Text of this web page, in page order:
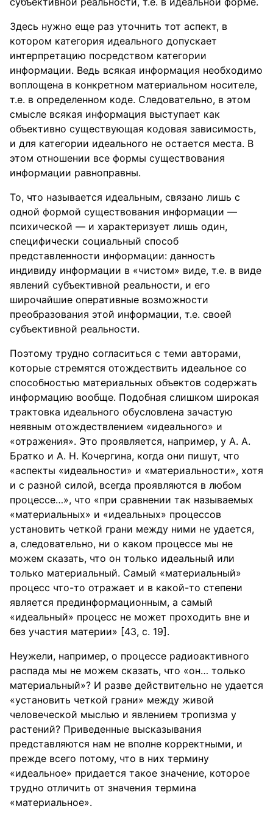
Здесь нужно еще раз уточнить тот аспект, в
котором категория идеального допускает
интерпретацию посредством категории
информации. Ведь всякая информация необходимо
воплощена в конкретном материальном носителе,
т.е. в определенном коде. Следовательно, в этом
смысле всякая информация выступает как
объективно существующая кодовая зависимость,
и для категории идеального не остается места. В
этом отношении все формы существования
информации равноправны.
То, что называется идеальным, связано лишь с
одной формой существования информации —
психической — и характеризует лишь один,
специфически социальный способ
представленности информации: данность
индивиду информации в «чистом» виде, т.е. в виде
явлений субъективной реальности, и его
широчайшие оперативные возможности
преобразования этой информации, т.е. своей
субъективной реальности.
Поэтому трудно согласиться с теми авторами,
которые стремятся отождествить идеальное со
способностью материальных объектов содержать
информацию вообще. Подобная слишком широкая
трактовка идеального обусловлена зачастую
неявным отождествлением «идеального» и
«отражения». Это проявляется, например, у А. А.
Братко и А. Н. Кочергина, когда они пишут, что
«аспекты «идеальности» и «материальности», хотя
и с разной силой, всегда проявляются в любом
процессе…», что «при сравнении так называемых
«материальных» и «идеальных» процессов
установить четкой грани между ними не удается,
а, следовательно, ни о каком процессе мы не
можем сказать, что он только идеальный или
только материальный. Самый «материальный»
процесс что-то отражает и в какой-то степени
является прединформационным, а самый
«идеальный» процесс не может проходить вне и
без участия материи» [43, с. 19].
Неужели, например, о процессе радиоактивного
распада мы не можем сказать, что «он… только
материальный»? И разве действительно не удается
«установить четкой грани» между живой
человеческой мыслью и явлением тропизма у
растений? Приведенные высказывания
представляются нам не вполне корректными, и
прежде всего потому, что в них термину
«идеальное» придается такое значение, которое
трудно отличить от значения термина
«материальное».